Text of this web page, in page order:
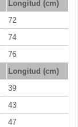
Longitud (cm)
72
74
76
Longitud (cm)
39
43
47